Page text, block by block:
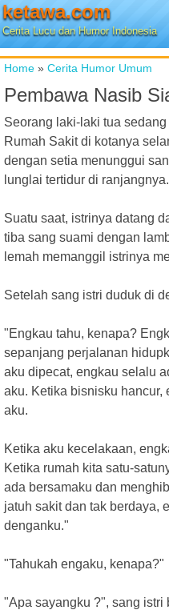
ketawa.com
Cerita Lucu dan Humor Indonesia
Home » Cerita Humor Umum
Pembawa Nasib
Seorang laki-laki tua
Rumah Sakit di kotanya
dengan setia menunggui
lunglai tertidur di ranjangnya.
Suatu saat, istrinya datang
tiba sang suami dengan
lemah memanggil istrinya
Setelah sang istri duduk di
"Engkau tahu, kenapa?
sepanjang perjalanan
aku dipecat, engkau selalu
aku. Ketika bisnisku hancur,
aku.
Ketika aku kecelakaan,
Ketika rumah kita satu-
ada bersamaku dan
jatuh sakit dan tak berdaya,
denganku."
"Tahukah engaku, kenapa?"
"Apa sayangku ?", sang istri